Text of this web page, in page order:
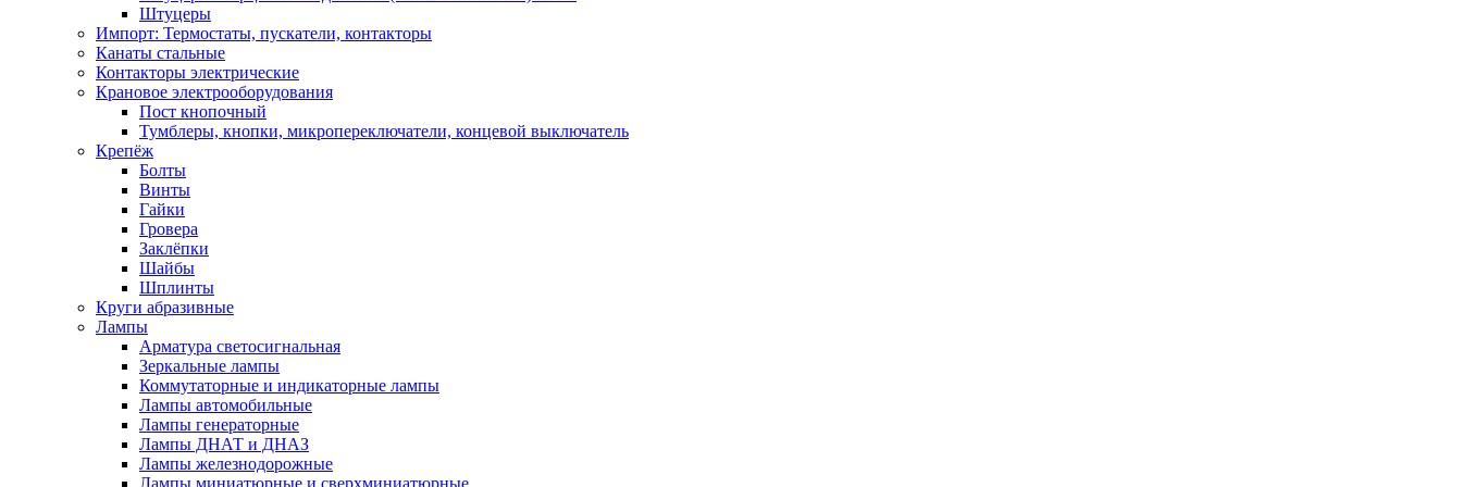
Штуцеры
Импорт: Термостаты, пускатели, контакторы
Канаты стальные
Контакторы электрические
Крановое электрооборудования
Пост кнопочный
Тумблеры, кнопки, микропереключатели, концевой выключатель
Крепёж
Болты
Винты
Гайки
Гровера
Заклёпки
Шайбы
Шплинты
Круги абразивные
Лампы
Арматура светосигнальная
Зеркальные лампы
Коммутаторные и индикаторные лампы
Лампы автомобильные
Лампы генераторные
Лампы ДНАТ и ДНАЗ
Лампы железнодорожные
Лампы миниатюрные и сверхминиатюрные